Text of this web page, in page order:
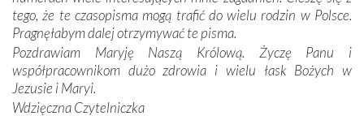
zwycięskich bitwach i nieszczęśliwych losach grzesznych
kochanków.
Byli tym razem pośród Apostołów Fatimy reprezentanci
każdego spośród żyjących pokoleń. Najmłodszy uczestnik
liczył sobie 13 lat, zaś senior, pan Zdzisław – już 94.
tego, że te czasopisma mogą trafić do wielu rodzin w Polsce.
Pragnęłabym dalej otrzymywać te pisma.
Pozdrawiam Maryję Naszą Królową. Życzę Panu i
współpracownikom dużo zdrowia i wielu łask Bożych w
Jezusie i Maryi.
Wdzięczna Czytelniczka